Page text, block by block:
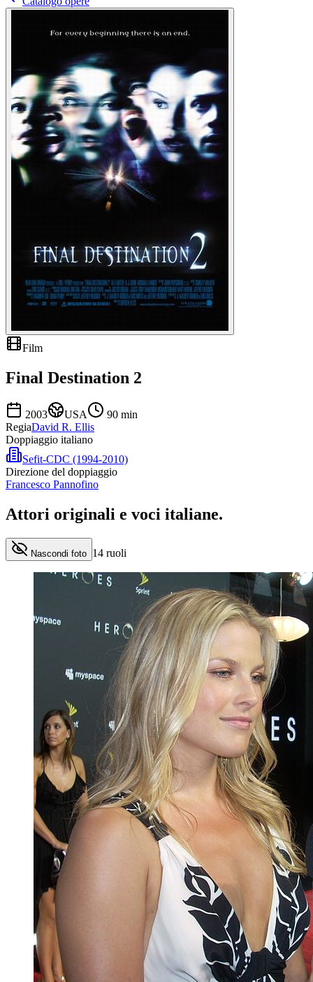
Film
Final Destination 2
2003 USA 90 min
RegiaDavid R. Ellis
Doppiaggio italiano
Sefit-CDC (1994-2010)
Direzione del doppiaggio
Francesco Pannofino
Attori originali e voci italiane.
Nascondi foto 14 ruoli